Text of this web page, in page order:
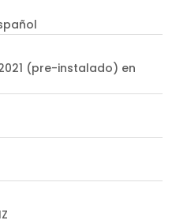
(pre-instalado) en